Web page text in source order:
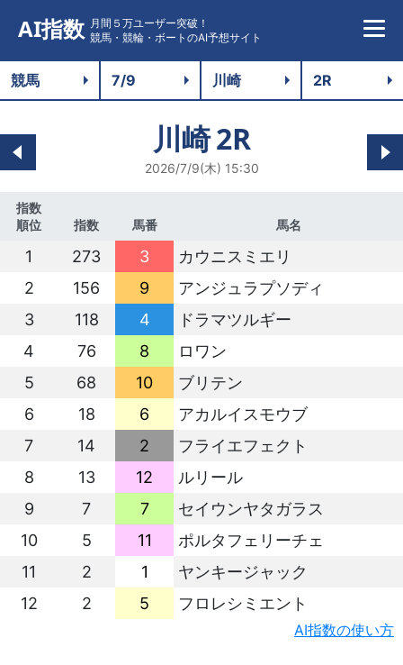
AI指数 月間５万ユーザー突破！
競馬・競輪・ボートのAI予想サイト
川崎2R
2026/7/9(木) 15:30
指数
順位
指数 馬番 馬名
1 273 3
カウニスミエリ
2
156 9
アンジュラプソディ
3
118 4
ドラマツルギー
4
76 8
ロワン
5
68 10
ブリテン
6
18 6
アカルイスモウブ
7
14 2
フライエフェクト
8
13 12
ルリール
9
7 7
セイウンヤタガラス
10
5 11
ポルタフェリーチェ
11
2 1
ヤンキージャック
12
2 5 フロレシミエント
AI指数の使い方